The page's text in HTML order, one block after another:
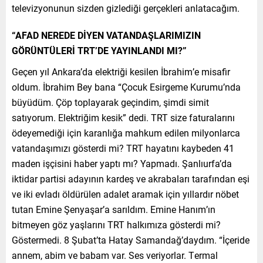
televizyonunun sizden gizlediği gerçekleri anlatacağım.
“AFAD NEREDE DİYEN VATANDAŞLARIMIZIN
GÖRÜNTÜLERİ TRT’DE YAYINLANDI MI?”
Geçen yıl Ankara’da elektriği kesilen İbrahim’e misafir
oldum. İbrahim Bey bana “Çocuk Esirgeme Kurumu’nda
büyüdüm. Çöp toplayarak geçindim, şimdi simit
satıyorum. Elektriğim kesik” dedi. TRT size faturalarını
ödeyemediği için karanlığa mahkum edilen milyonlarca
vatandaşımızı gösterdi mi? TRT hayatını kaybeden 41
maden işçisini haber yaptı mı? Yapmadı. Şanlıurfa’da
iktidar partisi adayının kardeş ve akrabaları tarafından eşi
ve iki evladı öldürülen adalet aramak için yıllardır nöbet
tutan Emine Şenyaşar’a sarıldım. Emine Hanım’ın
bitmeyen göz yaşlarını TRT halkımıza gösterdi mi?
Göstermedi. 8 Şubat’ta Hatay Samandağ’daydım. “İçeride
annem, abim ve babam var. Ses veriyorlar. Termal